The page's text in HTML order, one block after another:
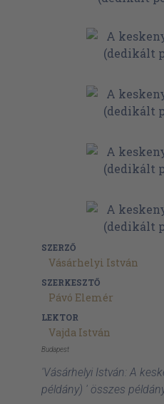
SZERZŐ
Vásárhelyi István
SZERKESZTŐ
Pávó Elemér
LEKTOR
Vajda István
Budapest
'Vásárhelyi István: A
példány) ' összes